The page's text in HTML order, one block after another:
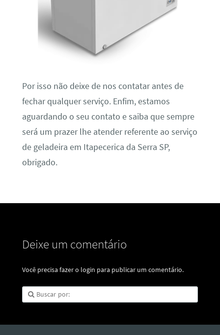
Por isso não deixe de nos contatar antes de
fechar qualquer serviço. Enfim, estamos
aguardando o seu contato e saiba que sempre
será um prazer lhe atender referente ao serviço
de geladeira em Itapecerica da Serra SP,
obrigado.
Deixe um comentário
Você precisa fazer o login para publicar um comentário.